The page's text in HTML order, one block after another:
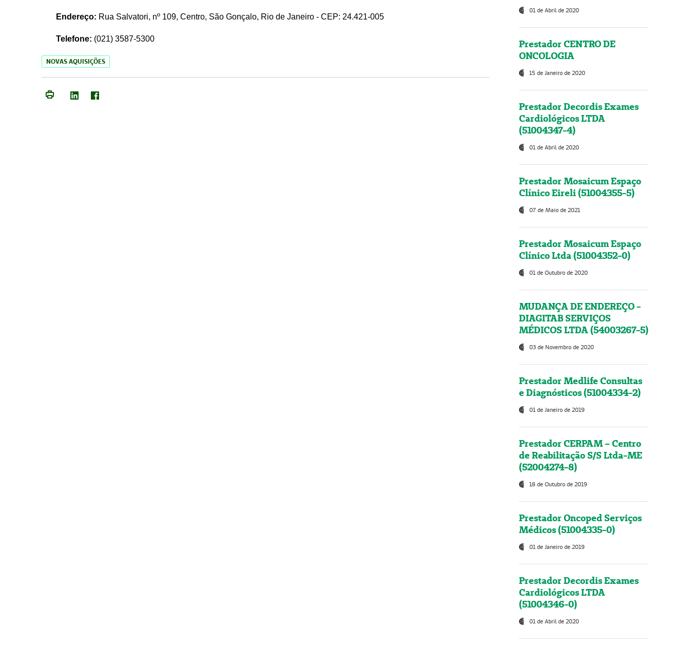
Endereço: Rua Salvatori, nº 109, Centro, São Gonçalo, Rio de Janeiro - CEP: 24.421-005
Telefone: (021) 3587-5300
NOVAS AQUISIÇÕES
01 de Abril de 2020
Prestador CENTRO DE
ONCOLOGIA
15 de Janeiro de 2020
Prestador Decordis Exames
Cardiológicos LTDA
(51004347-4)
01 de Abril de 2020
Prestador Mosaicum Espaço
Clínico Eireli (51004355-5)
07 de Maio de 2021
Prestador Mosaicum Espaço
Clínico Ltda (51004352-0)
01 de Outubro de 2020
MUDANÇA DE ENDEREÇO -
DIAGITAB SERVIÇOS
MÉDICOS LTDA (54003267-5)
03 de Novembro de 2020
Prestador Medlife Consultas
e Diagnósticos (51004334-2)
01 de Janeiro de 2019
Prestador CERPAM – Centro
de Reabilitação S/S Ltda-ME
(52004274-8)
18 de Outubro de 2019
Prestador Oncoped Serviços
Médicos (51004335-0)
01 de Janeiro de 2019
Prestador Decordis Exames
Cardiológicos LTDA
(51004346-0)
01 de Abril de 2020